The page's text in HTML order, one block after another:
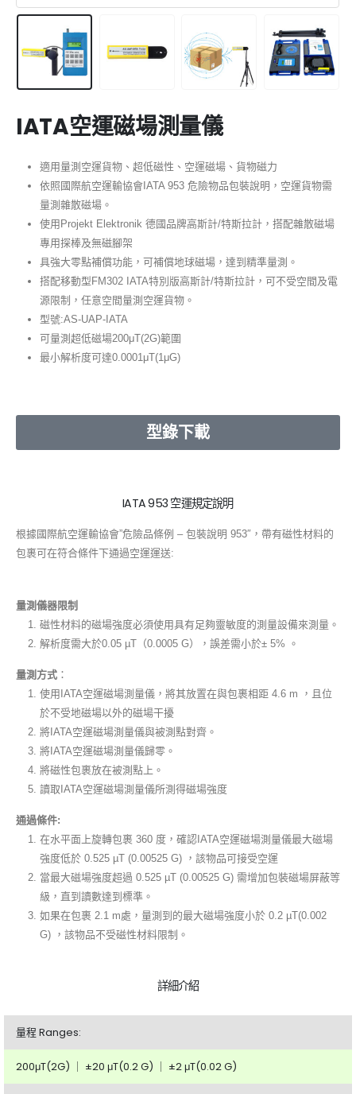
IATA空運磁場測量儀
適用量測空運貨物、超低磁性、空運磁場、貨物磁力
依照國際航空運輸協會IATA 953 危險物品包裝說明，空運貨物需
量測雜散磁場。
使用Projekt Elektronik 德國品牌高斯計/特斯拉計，搭配雜散磁場
專用探棒及無磁腳架
具強大零點補償功能，可補償地球磁場，達到精準量測。
搭配移動型FM302 IATA特別版高斯計/特斯拉計，可不受空間及電
源限制，任意空間量測空運貨物。
型號:AS-UAP-IATA
可量測超低磁場200μT(2G)範圍
最小解析度可達0.0001μT(1μG)
型錄下載
IATA 953 空運規定說明
根據國際航空運輸協會”危險品條例 – 包裝說明 953″，帶有磁性材料的
包裹可在符合條件下通過空運運送:
量測儀器限制
磁性材料的磁場強度必須使用具有足夠靈敏度的測量設備來測量。
解析度需大於0.05 µT（0.0005 G），誤差需小於± 5% 。
量測方式 ：
使用IATA空運磁場測量儀，將其放置在與包裹相距 4.6 m ，且位
於不受地磁場以外的磁場干擾
將IATA空運磁場測量儀與被測點對齊。
將IATA空運磁場測量儀歸零。
將磁性包裹放在被測點上。
讀取IATA空運磁場測量儀所測得磁場強度
通過條件:
在水平面上旋轉包裹 360 度，確認IATA空運磁場測量儀最大磁場
強度低於 0.525 µT (0.00525 G) ，該物品可接受空運
當最大磁場強度超過 0.525 µT (0.00525 G) 需增加包裝磁場屏蔽等
級，直到讀數達到標準。
如果在包裹 2.1 m處，量測到的最大磁場強度小於 0.2 µT(0.002
G) ，該物品不受磁性材料限制。
詳細介紹
量程 Ranges:
200μT(2G) ｜ ±20 μT(0.2 G) ｜ ±2 μT(0.02 G)